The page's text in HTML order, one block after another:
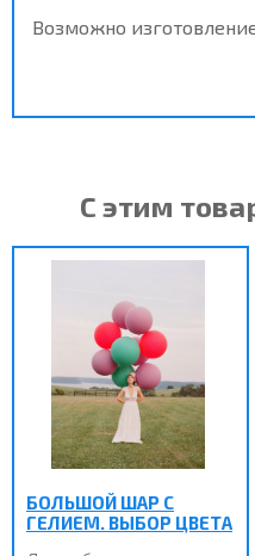
Возможно
С этим
БОЛЬШОЙ ШАР С
ГЕЛИЕМ. ВЫБОР ЦВЕТА